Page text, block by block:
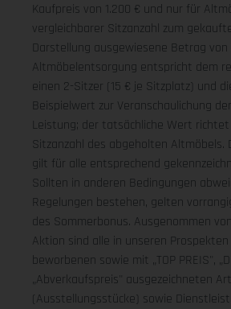
Kaufpreis von 1.200 € und nur für
vergleichbarer Sitzanzahl zum
Darstellung ausgewiesene Betrag
Altmöbelentsorgung entspricht dem
einen 2-Sitzer (15 € je Sitzplatz) und
Beispielwert zur Veranschaulichung
Leistung; der tatsächliche Wert richtet
Sitzanzahl des abgeholten Altmöbels.
gilt für alle entsprechend
Sollten in anderen Bedingungen
Regelungen bestehen, gelten
des Sommerbonus. Ausgenommen
Aktion sind alle in unseren
beworbenen sowie mit „TOP PREIS",
„Abverkaufspreis" ausgezeichneten
(Ausstellungsstücke) sowie